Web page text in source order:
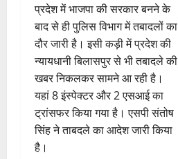
प्रदेश में भाजपा की सरकार बनने के
बाद से ही पुलिस विभाग में तबादलों का
दौर जारी है। इसी कड़ी में प्रदेश की
न्यायधानी बिलासपुर से भी तबादले की
खबर निकलकर सामने आ रही है।
यहां 8 इंस्पेक्टर और 2 एसआई का
ट्रांसफर किया गया है। एसपी संतोष
सिंह ने ताबदले का आदेश जारी किया
है।